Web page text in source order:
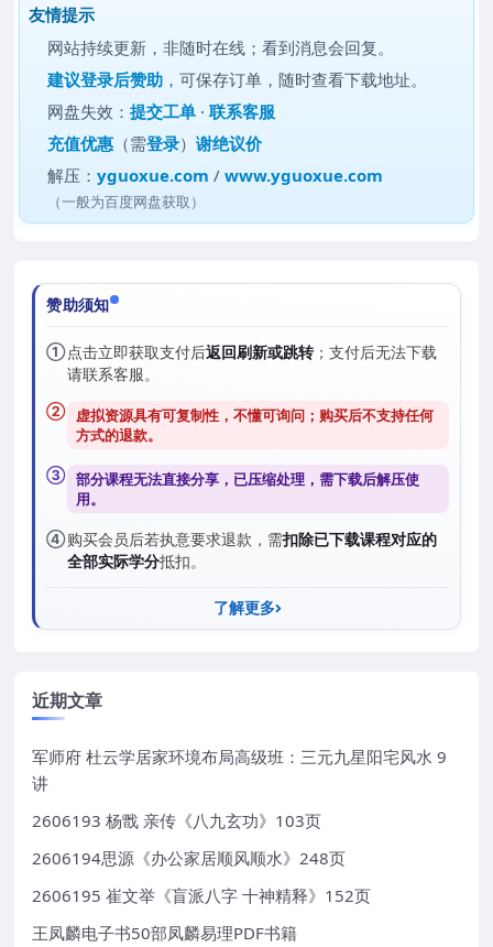
友情提示
网站持续更新，非随时在线；看到消息会回复。
建议登录后赞助 ，可保存订单，随时查看下载地址。
网盘失效：提交工单 ·联系客服
充值优惠 （需登录）谢绝议价
解压：yguoxue.com /www.yguoxue.com
（一般为百度网盘获取）
赞助须知
①点击立即获取支付后返回刷新或跳转；支付后无法下载
请联系客服。
② 虚拟资源具有可复制性，不懂可询问；购买后不支持任何
方式的退款。
③ 部分课程无法直接分享，已压缩处理，需下载后解压使
用。
④购买会员后若执意要求退款，需扣除已下载课程对应的
全部实际学分抵扣。
了解更多
近期文章
军师府 杜云学居家环境布局高级班：三元九星阳宅风水 9
讲
2606193 杨戬 亲传《八九玄功》103页
2606194思源《办公家居顺风顺水》248页
2606195 崔文举《盲派八字 十神精释》152页
王凤麟电子书50部凤麟易理PDF书籍